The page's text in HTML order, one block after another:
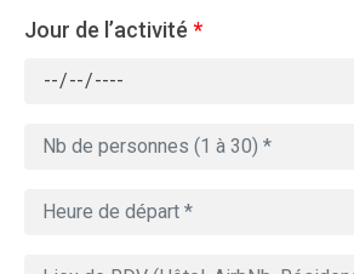
Jour de l’activité *